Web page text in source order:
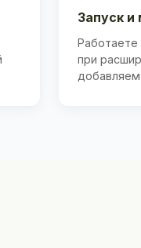
Запуск
при
добавляем